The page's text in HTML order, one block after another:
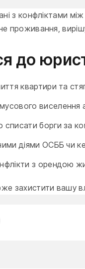
з
проживання,
до
квартири та
виселення
борги за
діями ОСББ чи
з орендою
захистити вашу